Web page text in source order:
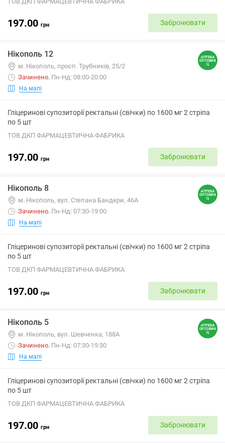
197.00 грн Забронювати
Нікополь 12
м. Нікополь, просп. Трубників, 25/2
Зачинено. Пн-Нд: 08:00-20:00
На мапі
Гліцеринові супозиторії ректальні (свічки) по 1600 мг 2 стріпа
по 5 шт
ТОВ ДКП ФАРМАЦЕВТИЧНА ФАБРИКА
197.00 грн Забронювати
Нікополь 8
м. Нікополь, вул. Степана Бандери, 46А
Зачинено. Пн-Нд: 07:30-19:00
На мапі
Гліцеринові супозиторії ректальні (свічки) по 1600 мг 2 стріпа
по 5 шт
ТОВ ДКП ФАРМАЦЕВТИЧНА ФАБРИКА
197.00 грн Забронювати
Нікополь 5
м. Нікополь, вул. Шевченка, 188А
Зачинено. Пн-Нд: 07:30-19:30
На мапі
Гліцеринові супозиторії ректальні (свічки) по 1600 мг 2 стріпа
по 5 шт
ТОВ ДКП ФАРМАЦЕВТИЧНА ФАБРИКА
197.00 грн Забронювати